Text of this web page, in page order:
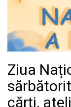
Ziua
cărți,